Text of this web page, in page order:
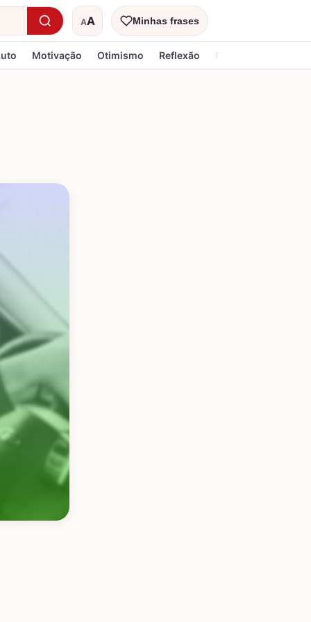
AA
Tamanho do textoMinhas frases
Motivação Otimismo Reflexão Religiosa